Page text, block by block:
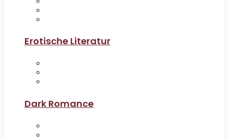
Erotische Literatur
Dark Romance